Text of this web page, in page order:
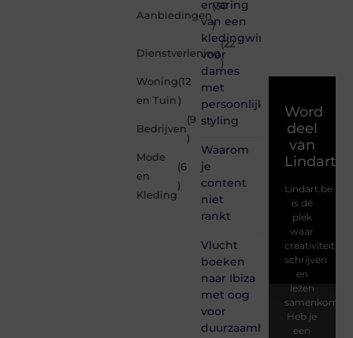
Aanbiedingen
(30
)
Dienstverlening
(22
)
Woning
en Tuin
(12
)
Bedrijven
(9
)
Mode
en
Kleding
(6
)
ervaring
van een
kledingwinkel
voor
dames
met
persoonlijke
styling
Waarom
je
content
niet
rankt
Vlucht
boeken
naar Ibiza
met oog
voor
duurzaamheid
Word
deel
van
Lindart.be
is dé
plek
waar
creativiteit,
schrijven
en
lezen
samenkomen.
Heb je
een